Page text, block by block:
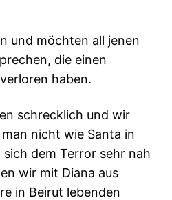
und möchten all jenen
die einen
haben.
schrecklich und wir
nicht wie Santa in
sich dem Terror sehr nah
wir mit Diana aus
in Beirut lebenden